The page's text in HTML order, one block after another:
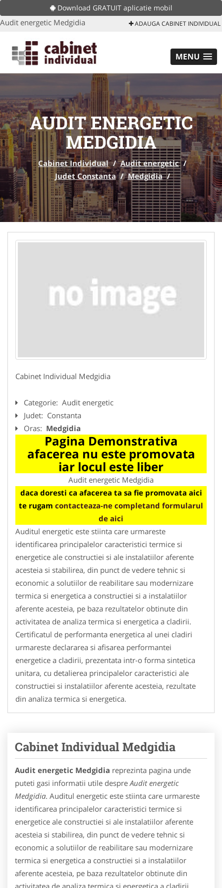
Download GRATUIT aplicatie mobil
Audit energetic Medgidia ADAUGA CABINET INDIVIDUAL
MENU
AUDIT ENERGETIC
MEDGIDIA
Cabinet Individual / Audit energetic /
Judet Constanta / Medgidia /
Cabinet Individual Medgidia
Categorie: Audit energetic
Judet: Constanta
Oras: Medgidia
Pagina Demonstrativa
afacerea nu este promovata
iar locul este liber
Audit energetic Medgidia
daca doresti ca afacerea ta sa fie promovata aici
te rugam contacteaza-ne completand formularul
de aici
Auditul energetic este stiinta care urmareste
identificarea principalelor caracteristici termice si
energetice ale constructiei si ale instalatiilor aferente
acesteia si stabilirea, din punct de vedere tehnic si
economic a solutiilor de reabilitare sau modernizare
termica si energetica a constructiei si a instalatiilor
aferente acesteia, pe baza rezultatelor obtinute din
activitatea de analiza termica si energetica a cladirii.
Certificatul de performanta energetica al unei cladiri
urmareste declararea si afisarea performantei
energetice a cladirii, prezentata intr-o forma sintetica
unitara, cu detalierea principalelor caracteristici ale
constructiei si instalatiilor aferente acesteia, rezultate
din analiza termica si energetica.
Cabinet Individual Medgidia
Audit energetic Medgidia reprezinta pagina unde
puteti gasi informatii utile despre Audit energetic
Medgidia. Auditul energetic este stiinta care urmareste
identificarea principalelor caracteristici termice si
energetice ale constructiei si ale instalatiilor aferente
acesteia si stabilirea, din punct de vedere tehnic si
economic a solutiilor de reabilitare sau modernizare
termica si energetica a constructiei si a instalatiilor
aferente acesteia, pe baza rezultatelor obtinute din
activitatea de analiza termica si energetica a cladirii.